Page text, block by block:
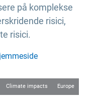
på komplekse
risici,
risici.
Climate impacts Europe